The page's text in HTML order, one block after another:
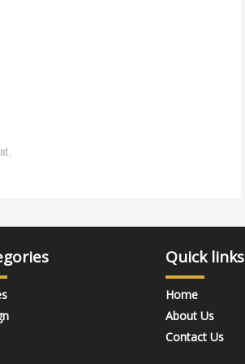
Quick links
Home
About Us
Contact Us